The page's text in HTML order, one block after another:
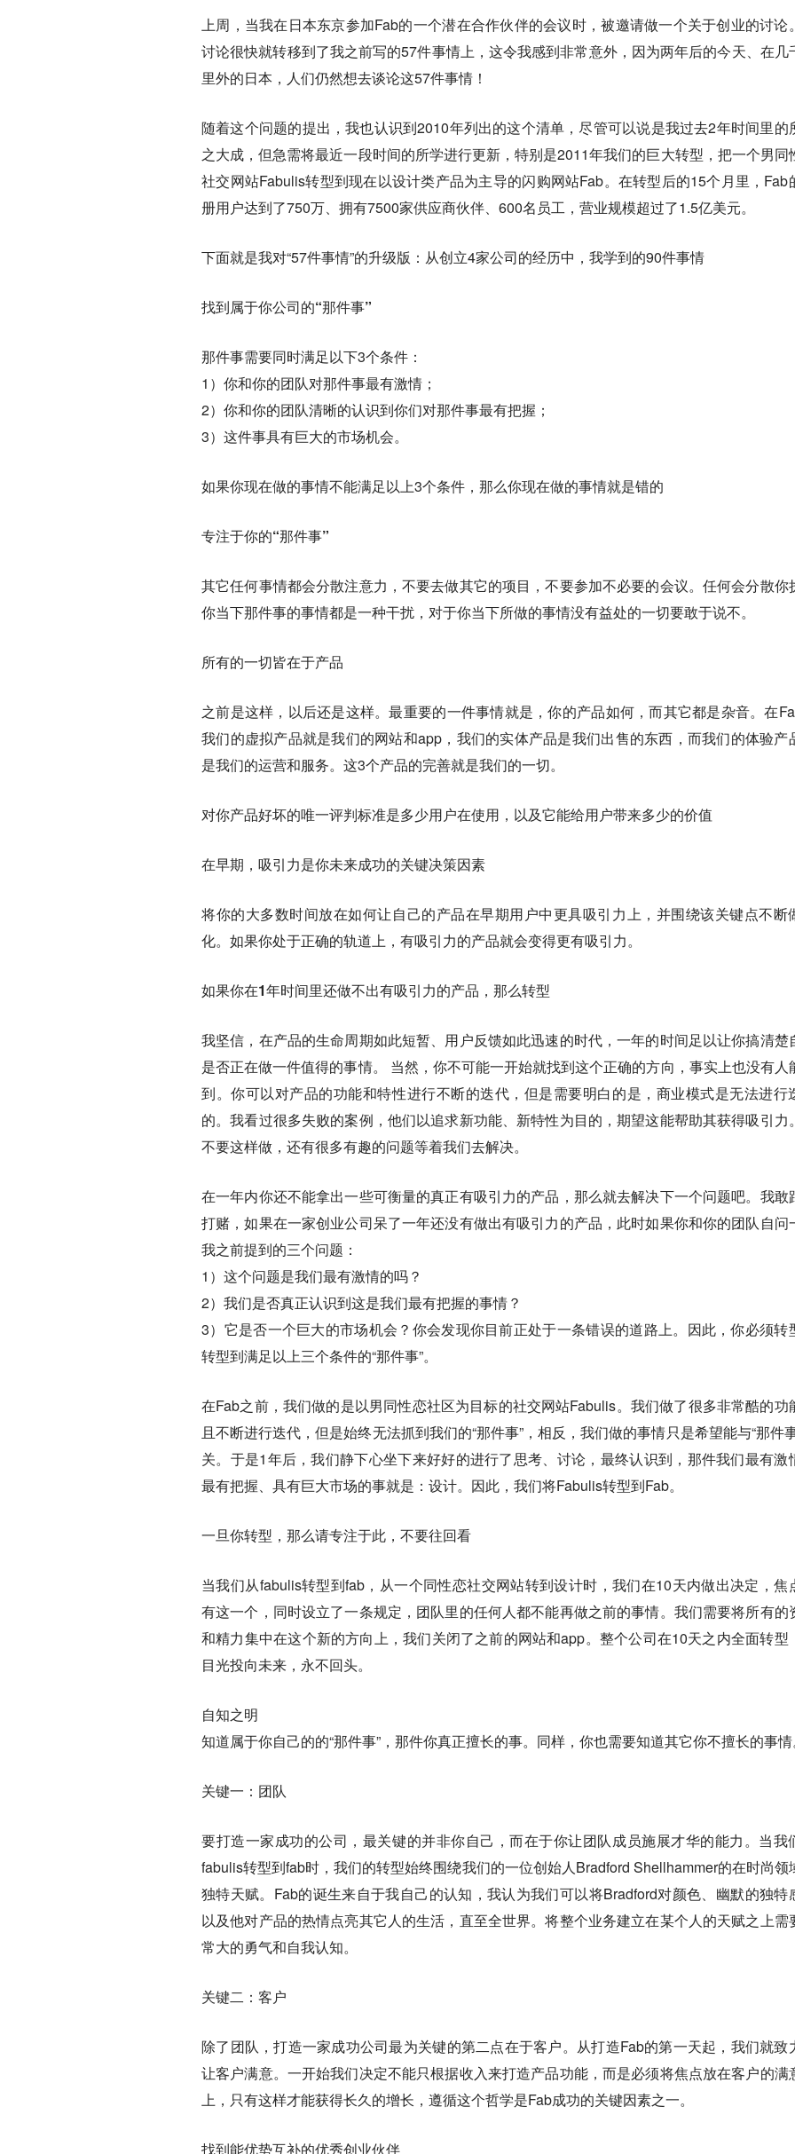
上周，当我在日本东京参加Fab的一个潜在合作伙伴的会议时，被邀请做一个关于创业的讨论
讨论很快就转移到了我之前写的57件事情上，这令我感到非常意外，因为两年后的今天、在几
里外的日本，人们仍然想去谈论这57件事情！
随着这个问题的提出，我也认识到2010年列出的这个清单，尽管可以说是我过去2年时间里的
之大成，但急需将最近一段时间的所学进行更新，特别是2011年我们的巨大转型，把一个男同
社交网站Fabulis转型到现在以设计类产品为主导的闪购网站Fab。在转型后的15个月里，Fab
册用户达到了750万、拥有7500家供应商伙伴、600名员工，营业规模超过了1.5亿美元。
下面就是我对“57件事情”的升级版：从创立4家公司的经历中，我学到的90件事情
找到属于你公司的“那件事”
那件事需要同时满足以下3个条件：
1）你和你的团队对那件事最有激情；
2）你和你的团队清晰的认识到你们对那件事最有把握；
3）这件事具有巨大的市场机会。
如果你现在做的事情不能满足以上3个条件，那么你现在做的事情就是错的
专注于你的“那件事”
其它任何事情都会分散注意力，不要去做其它的项目，不要参加不必要的会议。任何会分散你
你当下那件事的事情都是一种干扰，对于你当下所做的事情没有益处的一切要敢于说不。
所有的一切皆在于产品
之前是这样，以后还是这样。最重要的一件事情就是，你的产品如何，而其它都是杂音。在
我们的虚拟产品就是我们的网站和app，我们的实体产品是我们出售的东西，而我们的体验产
是我们的运营和服务。这3个产品的完善就是我们的一切。
对你产品好坏的唯一评判标准是多少用户在使用，以及它能给用户带来多少的价值
在早期，吸引力是你未来成功的关键决策因素
将你的大多数时间放在如何让自己的产品在早期用户中更具吸引力上，并围绕该关键点不断
化。如果你处于正确的轨道上，有吸引力的产品就会变得更有吸引力。
如果你在1年时间里还做不出有吸引力的产品，那么转型
我坚信，在产品的生命周期如此短暂、用户反馈如此迅速的时代，一年的时间足以让你搞清楚
是否正在做一件值得的事情。 当然，你不可能一开始就找到这个正确的方向，事实上也没有人
到。你可以对产品的功能和特性进行不断的迭代，但是需要明白的是，商业模式是无法进行
的。我看过很多失败的案例，他们以追求新功能、新特性为目的，期望这能帮助其获得吸引力
不要这样做，还有很多有趣的问题等着我们去解决。
在一年内你还不能拿出一些可衡量的真正有吸引力的产品，那么就去解决下一个问题吧。我敢
打赌，如果在一家创业公司呆了一年还没有做出有吸引力的产品，此时如果你和你的团队自问
我之前提到的三个问题：
1）这个问题是我们最有激情的吗？
2）我们是否真正认识到这是我们最有把握的事情？
3）它是否一个巨大的市场机会？你会发现你目前正处于一条错误的道路上。因此，你必须转
转型到满足以上三个条件的“那件事”。
在Fab之前，我们做的是以男同性恋社区为目标的社交网站Fabulis。我们做了很多非常酷的功
且不断进行迭代，但是始终无法抓到我们的“那件事”，相反，我们做的事情只是希望能与“那件
关。于是1年后，我们静下心坐下来好好的进行了思考、讨论，最终认识到，那件我们最有激
最有把握、具有巨大市场的事就是：设计。因此，我们将Fabulis转型到Fab。
一旦你转型，那么请专注于此，不要往回看
当我们从fabulis转型到fab，从一个同性恋社交网站转到设计时，我们在10天内做出决定，焦
有这一个，同时设立了一条规定，团队里的任何人都不能再做之前的事情。我们需要将所有的
和精力集中在这个新的方向上，我们关闭了之前的网站和app。整个公司在10天之内全面转型
目光投向未来，永不回头。
自知之明
知道属于你自己的的“那件事”，那件你真正擅长的事。同样，你也需要知道其它你不擅长的事情
关键一：团队
要打造一家成功的公司，最关键的并非你自己，而在于你让团队成员施展才华的能力。当我
fabulis转型到fab时，我们的转型始终围绕我们的一位创始人Bradford Shellhammer的在时尚领
独特天赋。Fab的诞生来自于我自己的认知，我认为我们可以将Bradford对颜色、幽默的独特
以及他对产品的热情点亮其它人的生活，直至全世界。将整个业务建立在某个人的天赋之上需
常大的勇气和自我认知。
关键二：客户
除了团队，打造一家成功公司最为关键的第二点在于客户。从打造Fab的第一天起，我们就致
让客户满意。一开始我们决定不能只根据收入来打造产品功能，而是必须将焦点放在客户的满
上，只有这样才能获得长久的增长，遵循这个哲学是Fab成功的关键因素之一。
找到能优势互补的优秀创业伙伴